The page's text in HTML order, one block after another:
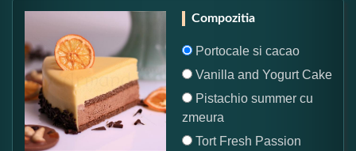
Compozitia
Portocale si cacao
Vanilla and Yogurt Cake
Pistachio summer cu
zmeura
Tort Fresh Passion